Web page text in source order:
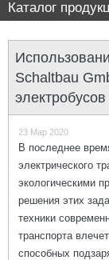
Каталог
Schaltbau
электробусов
23 Мар 2020
В последнее
электрического
экологическими
решения этих
техники
транспорта
способных